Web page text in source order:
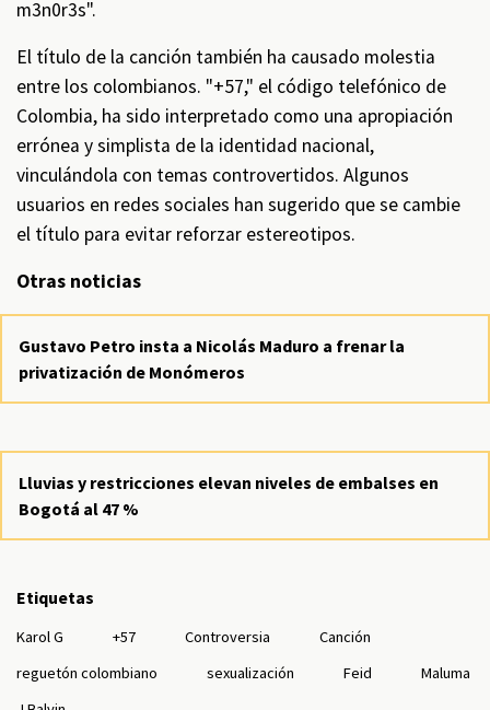
m3n0r3s".
El título de la canción también ha causado molestia
entre los colombianos. "+57," el código telefónico de
Colombia, ha sido interpretado como una apropiación
errónea y simplista de la identidad nacional,
vinculándola con temas controvertidos. Algunos
usuarios en redes sociales han sugerido que se cambie
el título para evitar reforzar estereotipos.
Otras noticias
Gustavo Petro insta a Nicolás Maduro a frenar la
privatización de Monómeros
Lluvias y restricciones elevan niveles de embalses en
Bogotá al 47 %
Etiquetas
Karol G +57 Controversia
Canción
reguetón colombiano
sexualización Feid
Maluma